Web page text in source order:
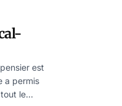
est
a permis
le